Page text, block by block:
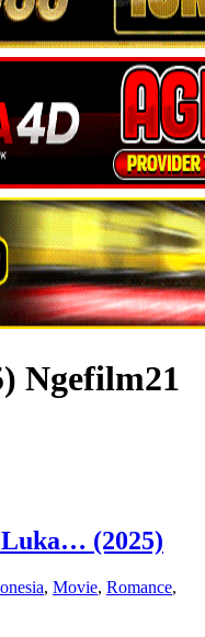
Ngefilm21
Luka… (2025)
, Movie, Romance,